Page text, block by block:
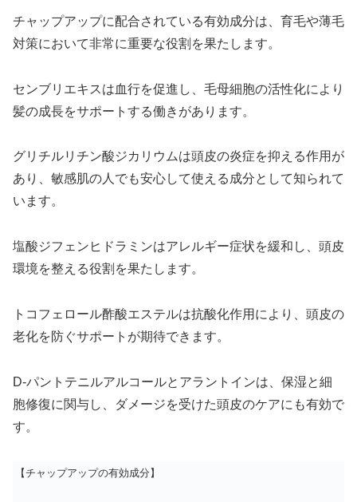
チャップアップに配合されている有効成分は、育毛や薄毛
対策において非常に重要な役割を果たします。
センブリエキスは血行を促進し、毛母細胞の活性化により
髪の成長をサポートする働きがあります。
グリチルリチン酸ジカリウムは頭皮の炎症を抑える作用が
あり、敏感肌の人でも安心して使える成分として知られて
います。
塩酸ジフェンヒドラミンはアレルギー症状を緩和し、頭皮
環境を整える役割を果たします。
トコフェロール酢酸エステルは抗酸化作用により、頭皮の
老化を防ぐサポートが期待できます。
D-パントテニルアルコールとアラントインは、保湿と細
胞修復に関与し、ダメージを受けた頭皮のケアにも有効で
す。
【チャップアップの有効成分】